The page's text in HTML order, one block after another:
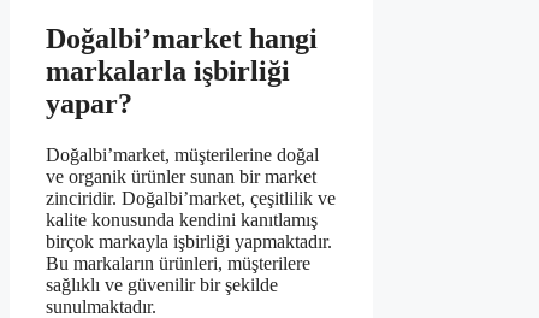
Doğalbi’market hangi
markalarla işbirliği
yapar?
Doğalbi’market, müşterilerine doğal
ve organik ürünler sunan bir market
zinciridir. Doğalbi’market, çeşitlilik ve
kalite konusunda kendini kanıtlamış
birçok markayla işbirliği yapmaktadır.
Bu markaların ürünleri, müşterilere
sağlıklı ve güvenilir bir şekilde
sunulmaktadır.